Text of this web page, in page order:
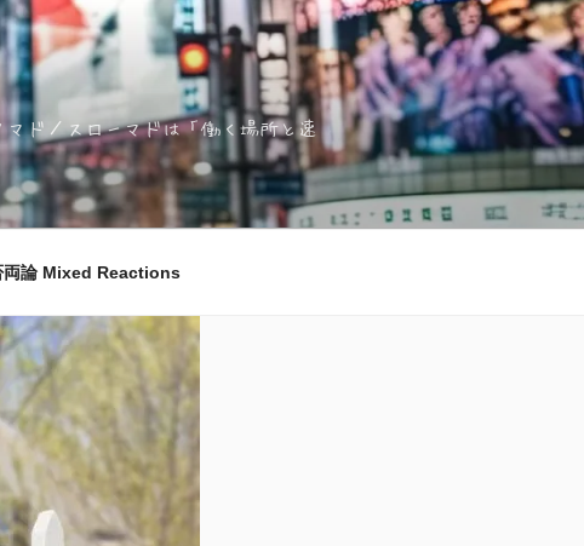
ド／スローマドは「働く場所と速
両論 Mixed Reactions